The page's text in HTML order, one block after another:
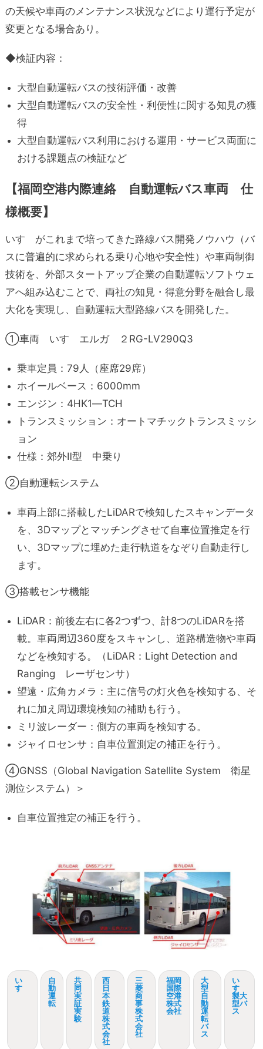
の天候や車両のメンテナンス状況などにより運行予定が
変更となる場合あり。
◆検証内容：
大型自動運転バスの技術評価・改善
大型自動運転バスの安全性・利便性に関する知見の獲
得
大型自動運転バス利用における運用・サービス両面に
おける課題点の検証など
【福岡空港内際連絡 自動運転バス車両 仕
様概要】
いすゞがこれまで培ってきた路線バス開発ノウハウ（バ
スに普遍的に求められる乗り心地や安全性）や車両制御
技術を、外部スタートアップ企業の自動運転ソフトウェ
アへ組み込むことで、両社の知見・得意分野を融合し最
大化を実現し、自動運転大型路線バスを開発した。
①車両 いすゞエルガ ２RG-LV290Q3
乗車定員：79人（座席29席）
ホイールベース：6000mm
エンジン：4HK1―TCH
トランスミッション：オートマチックトランスミッシ
ョン
仕様：郊外Ⅱ型 中乗り
②自動運転システム
車両上部に搭載したLiDARで検知したスキャンデータ
を、3Dマップとマッチングさせて自車位置推定を行
い、3Dマップに埋めた走行軌道をなぞり自動走行し
ます。
③搭載センサ機能
LiDAR：前後左右に各2つずつ、計8つのLiDARを搭
載。車両周辺360度をスキャンし、道路構造物や車両
などを検知する。（LiDAR：Light Detection and
Ranging レーザセンサ）
望遠・広角カメラ：主に信号の灯火色を検知する、そ
れに加え周辺環境検知の補助も行う。
ミリ波レーダー：側方の車両を検知する。
ジャイロセンサ：自車位置測定の補正を行う。
④GNSS（Global Navigation Satellite System 衛星
測位システム）＞
自車位置推定の補正を行う。
い
すゞ
自
動
運
転
共
同
実
証
実
験
西
日
本
鉄
道
株
式
会
社
三
菱
商
事
株
式
会
社
福岡
国際
空港
株式
会社
大
型
自
動
運
転
バ
ス
い
すゞ
製大
型バ
ス